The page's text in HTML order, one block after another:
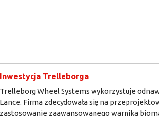
Inwestycja Trelleborga
Trelleborg Wheel Systems wykorzystuje
Lance. Firma zdecydowała się na
zastosowanie zaawansowanego warnika